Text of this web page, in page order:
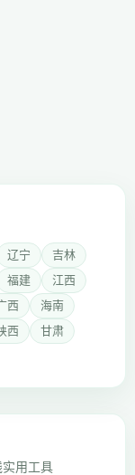
辽宁
吉林
福建
江西
西
海南
西
甘肃
实用工具